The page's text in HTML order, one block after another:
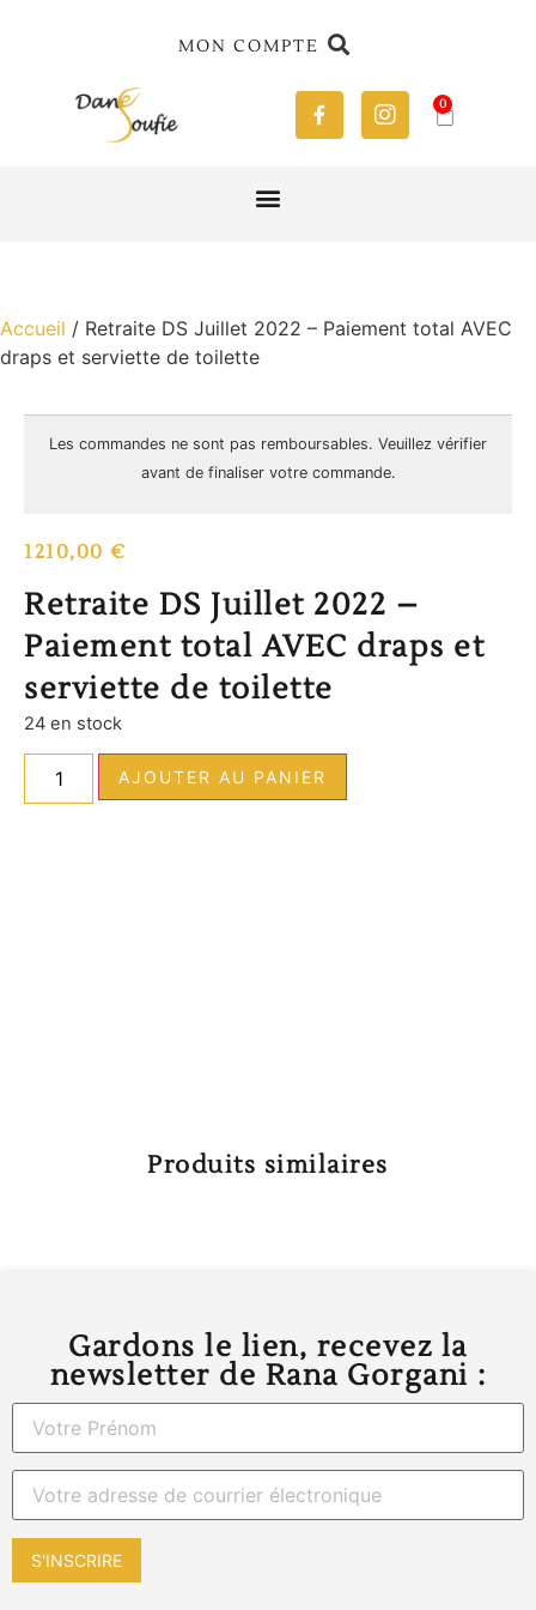
MON COMPTE
0
Accueil / Retraite DS Juillet 2022 – Paiement total AVEC
draps et serviette de toilette
Les commandes ne sont pas remboursables. Veuillez vérifier
avant de finaliser votre commande.
1210,00 €
Retraite DS Juillet 2022 –
Paiement total AVEC draps et
serviette de toilette
24 en stock
AJOUTER AU PANIER
Produits similaires
Gardons le lien, recevez la
newsletter de Rana Gorgani :